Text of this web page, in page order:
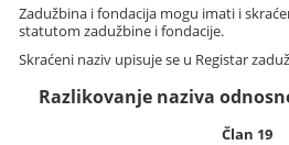
Zadužbina i fondacija mogu imati i
statutom zadužbine i fondacije.
Skraćeni naziv upisuje se u Registar
Razlikovanje naziva
Član 19